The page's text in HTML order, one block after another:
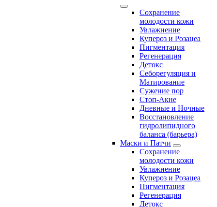
Сохранение
молодости кожи
Увлажнение
Купероз и Розацеа
Пигментация
Регенерация
Детокс
Себорегуляция и
Матирование
Сужение пор
Стоп-Акне
Дневные и Ночные
Восстановление
гидролипидного
баланса (барьера)
Маски и Патчи
Сохранение
молодости кожи
Увлажнение
Купероз и Розацеа
Пигментация
Регенерация
Детокс